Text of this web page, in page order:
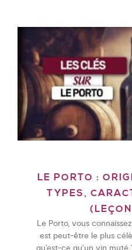
LE PORTO :
TYPES,
Le Porto, vous
est peut-être le plus
qu’est-ce qu’un vin muté